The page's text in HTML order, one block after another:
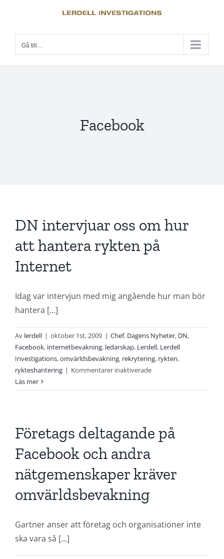
innehållet
Gå till…
Facebook
DN intervjuar oss om hur
att hantera rykten på
Internet
Idag var intervjun med mig angående hur man bör
hantera [...]
Av lerdell | oktober 1st, 2009 | Chef, Dagens Nyheter, DN,
Facebook, internetbevakning, ledarskap, Lerdell, Lerdell
Investigations,omvärldsbevakning, rekrytering, rykten,
rykteshantering | Kommentarer inaktiveradeför
intervjuar
att
på
Läs mer
Företags deltagande på
Facebook och andra
nätgemenskaper kräver
omvärldsbevakning
Gartner anser att företag och organisationer inte
ska vara så [...]